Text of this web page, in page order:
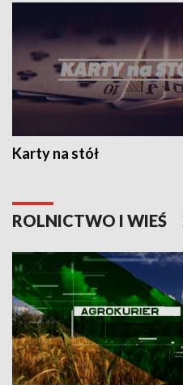
Karty na stół
ROLNICTWO I WIEŚ